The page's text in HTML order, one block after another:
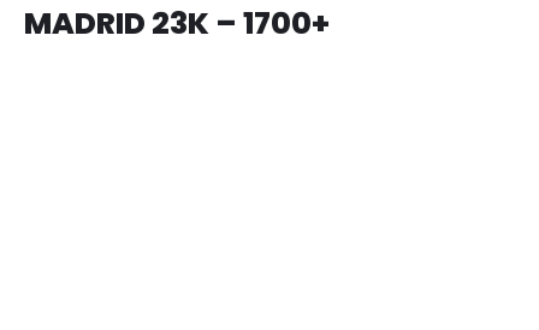
MADRID 23K – 1700+